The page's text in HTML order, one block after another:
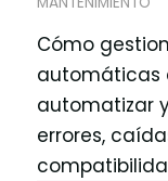
Cómo
automáticas
automatizar
errores,